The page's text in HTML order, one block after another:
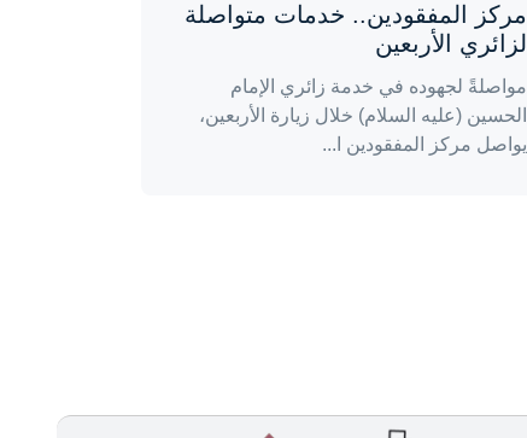
مركز المفقودين.. خدمات متواصلة
لزائري الأربعين
مواصلةً لجهوده في خدمة زائري الإمام
الحسين (عليه السلام) خلال زيارة الأربعين،
يواصل مركز المفقودين ا...